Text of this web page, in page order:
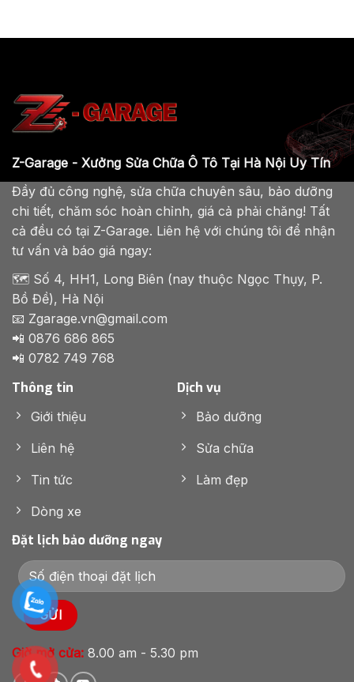
Z-Garage - Xưởng Sửa Chữa Ô Tô Tại Hà Nội Uy Tín
Đầy đủ công nghệ, sửa chữa chuyên sâu, bảo dưỡng
chi tiết, chăm sóc hoàn chỉnh, giá cả phải chăng! Tất
cả đều có tại Z-Garage. Liên hệ với chúng tôi để nhận
tư vấn và báo giá ngay:
🗺️ Số 4, HH1, Long Biên (nay thuộc Ngọc Thụy, P.
Bồ Đề), Hà Nội
📧 Zgarage.vn@gmail.com
📲 0876 686 865
📲 0782 749 768
Thông tin
Giới thiệu
Liên hệ
Tin tức
Dòng xe
Dịch vụ
Bảo dưỡng
Sửa chữa
Làm đẹp
Đặt lịch bảo dưỡng ngay
Giờ mở cửa: 8.00 am - 5.30 pm